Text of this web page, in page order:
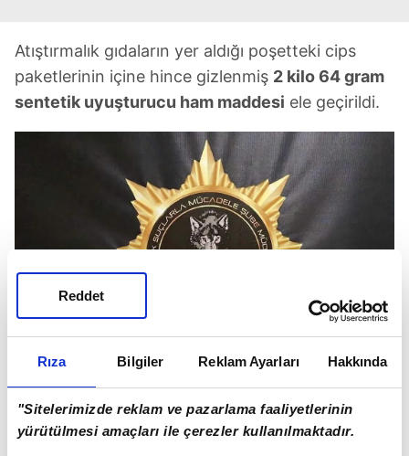
Rıza Bilgiler Reklam Ayarları Hakkında
"Sitelerimizde reklam ve pazarlama faaliyetlerinin
yürütülmesi amaçları ile çerezler kullanılmaktadır.
Reddet
Atıştırmalık gıdaların yer aldığı poşetteki cips
paketlerinin içine hince gizlenmiş 2 kilo 64 gram
sentetik uyuşturucu ham maddesi ele geçirildi.